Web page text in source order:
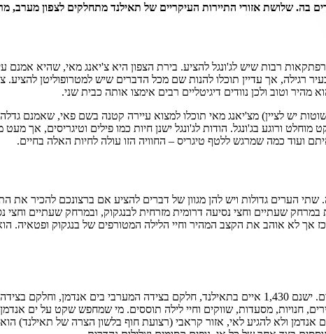
בה. שלושת אזורי התיירות העיקריים של תאילנד מתחלקים לצפון מערב,
רבות שיש לג'ונגל להציע. בירת הצפון היא צ'יאנג מאי, שהיא
רגילה, אך עדיין תוכלו להנות שם מכל הדברים שיש למטרופוליטן להציע.
וטוב ולכן נוודים דיגיטליים רבים אימצו אותה כבית שני.
כפר קטן, במרחק 3 שעות נסיעה (לא פשוטות יש לציין) מצ'יאנג מאי תוכלו למצוא עיירה
ורוגע בג'ונגל. הודות לג'ונגל ישנן חיות כמו פילים וטיגריסים, אך
ועוד כמה שמרגש ללטף טיגריס – החוויה הזו עולה לחיות האלה בחיים.
שתי הערים גדולות ויש להן מגוון של דברים להציע אם ברצונכם להכיר את
שעתיים וחצי נסיעה דרומית מזרחית לבנגקוק, ובמרחק שעתיים
לא אוהב את הקצב המהיר וחיי הלילה המטורפים של בנגקוק ופטאיה. הואה
המקומות המושכים אליהם תיירים רבים בדרום תאילנד הם האיים הקסומים. ישנם 1,430 איים בתאילנד,
חנויות, מסעדות, שווקים וחיי לילה תוססים. מי שמחפש שקט על ים
ולא להגיע לאי, אזור קראבי (רצועת חוף בלשון הצרה של תאילנד)